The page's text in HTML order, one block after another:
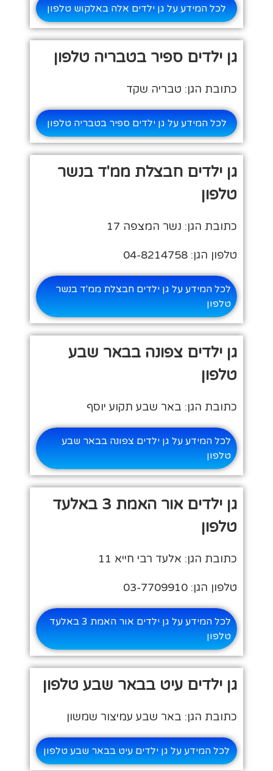
לכל המידע על גן ילדים אלה באלקוש טלפון
גן ילדים ספיר בטבריה טלפון
כתובת הגן: טבריה שקד
לכל המידע על גן ילדים ספיר בטבריה טלפון
גן ילדים חבצלת ממ'ד בנשר
טלפון
כתובת הגן: נשר המצפה 17
טלפון הגן: 04-8214758
לכל המידע על גן ילדים חבצלת ממ'ד בנשר
טלפון
גן ילדים צפונה בבאר שבע
טלפון
כתובת הגן: באר שבע תקוע יוסף
לכל המידע על גן ילדים צפונה בבאר שבע
טלפון
גן ילדים אור האמת 3 באלעד
טלפון
כתובת הגן: אלעד רבי חייא 11
טלפון הגן: 03-7709910
לכל המידע על גן ילדים אור האמת 3 באלעד
טלפון
גן ילדים עיט בבאר שבע טלפון
כתובת הגן: באר שבע עמיצור שמשון
לכל המידע על גן ילדים עיט בבאר שבע טלפון